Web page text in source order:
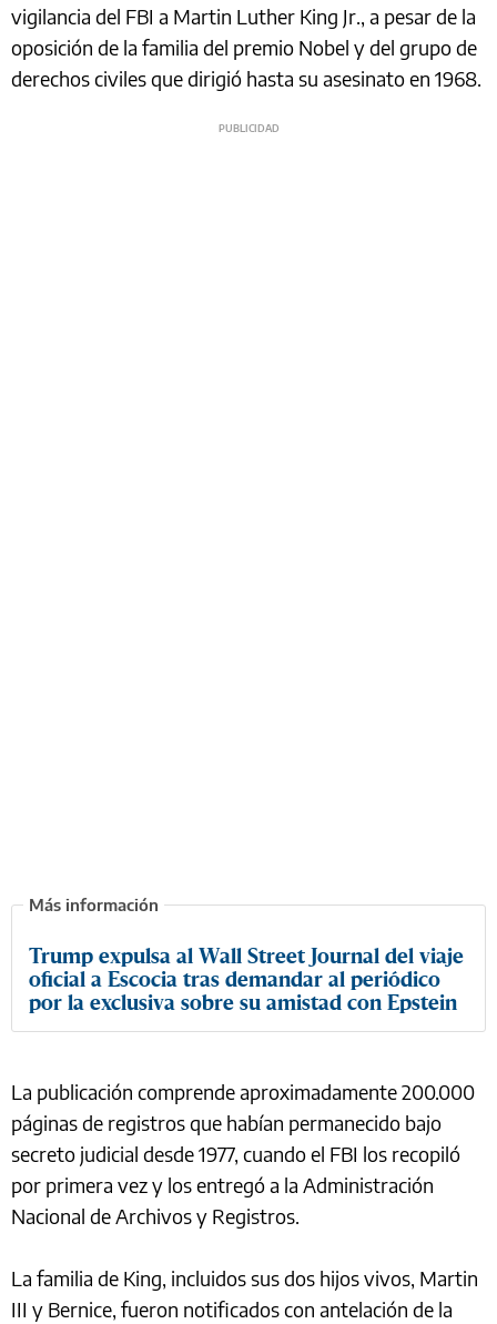
vigilancia del FBI a Martin Luther King Jr., a pesar de la
oposición de la familia del premio Nobel y del grupo de
derechos civiles que dirigió hasta su asesinato en 1968.
Trump expulsa al Wall Street Journal del viaje
oficial a Escocia tras demandar al periódico
por la exclusiva sobre su amistad con Epstein
La publicación comprende aproximadamente 200.000
páginas de registros que habían permanecido bajo
secreto judicial desde 1977, cuando el FBI los recopiló
por primera vez y los entregó a la Administración
Nacional de Archivos y Registros.
La familia de King, incluidos sus dos hijos vivos, Martin
III y Bernice, fueron notificados con antelación de la